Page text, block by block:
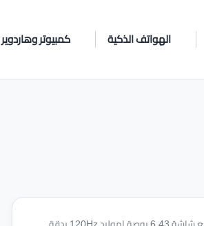
الهواتف الذكية كمبيوتر وهاردوير